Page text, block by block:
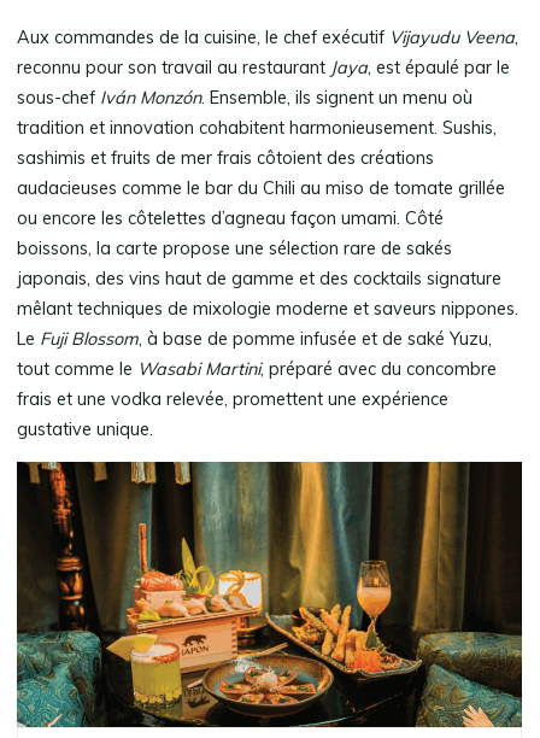
Aux commandes de la cuisine, le chef exécutif Vijayudu Veena,
reconnu pour son travail au restaurant Jaya, est épaulé par le
sous-chef Iván Monzón. Ensemble, ils signent un menu où
tradition et innovation cohabitent harmonieusement. Sushis,
sashimis et fruits de mer frais côtoient des créations
audacieuses comme le bar du Chili au miso de tomate grillée
ou encore les côtelettes d’agneau façon umami. Côté
boissons, la carte propose une sélection rare de sakés
japonais, des vins haut de gamme et des cocktails signature
mêlant techniques de mixologie moderne et saveurs nippones.
Le Fuji Blossom, à base de pomme infusée et de saké Yuzu,
tout comme le Wasabi Martini, préparé avec du concombre
frais et une vodka relevée, promettent une expérience
gustative unique.